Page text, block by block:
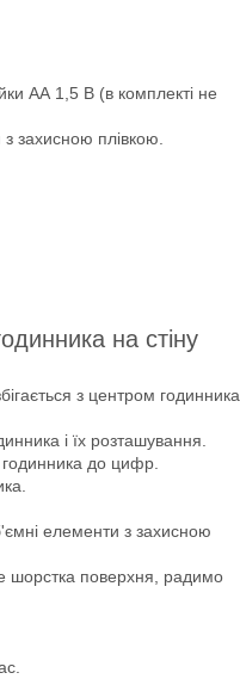
АА 1,5 В (в комплекті не
захисною плівкою.
на стіну
з центром годинника,
і їх розташування.
годинника до цифр.
елементи з захисною
шорстка поверхня, радимо